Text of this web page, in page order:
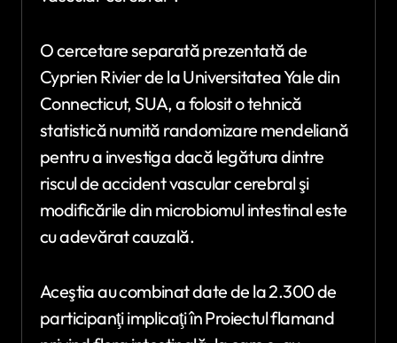
O cercetare separată prezentată de
Cyprien Rivier de la Universitatea Yale din
Connecticut, SUA, a folosit o tehnică
statistică numită randomizare mendeliană
pentru a investiga dacă legătura dintre
riscul de accident vascular cerebral şi
modificările din microbiomul intestinal este
cu adevărat cauzală.
Aceştia au combinat date de la 2.300 de
participanţi implicaţi în Proiectul flamand